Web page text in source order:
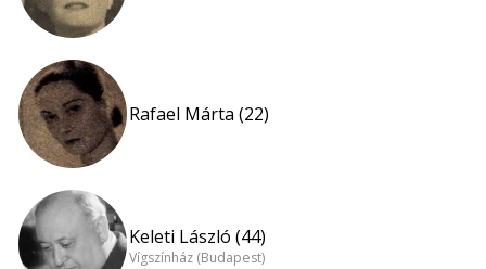
Rafael Márta (22)
Keleti László (44)
Vígszínház (Budapest)